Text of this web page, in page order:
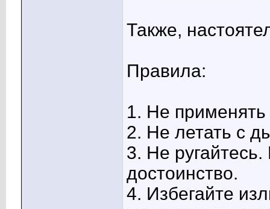
Также,
Правила:
1. Не
2. Не летать с
3. Не
достоинство.
4. Избегайте